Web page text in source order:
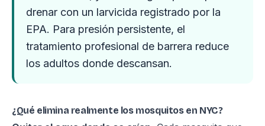
drenar con un larvicida registrado por la
EPA. Para presión persistente, el
tratamiento profesional de barrera reduce
los adultos donde descansan.
¿Qué elimina realmente los mosquitos en NYC?